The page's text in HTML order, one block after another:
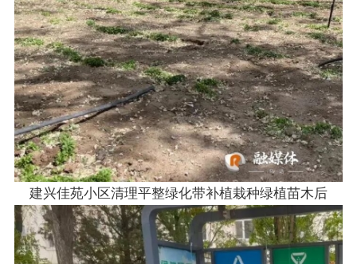
建兴佳苑小区清理平整绿化带补植栽种绿植苗木后